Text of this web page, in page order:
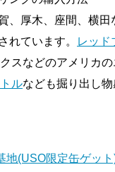
、厚木、座間、横
れています。
レッド
スなどのアメリカ
ルなども掘り出し
地(USO限定缶ゲッ